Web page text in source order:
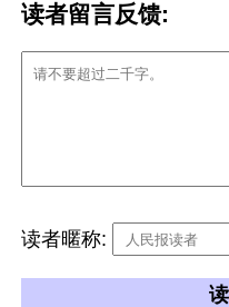
读者留言反馈:
读者暱称: